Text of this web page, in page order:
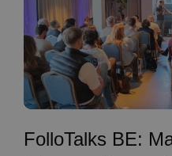
FolloTalks BE: